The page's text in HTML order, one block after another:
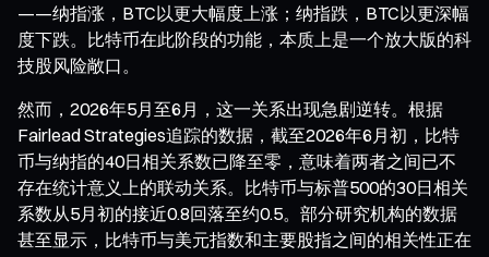
——纳指涨，BTC以更大幅度上涨；纳指跌，BTC以更深幅
度下跌。比特币在此阶段的功能，本质上是一个放大版的科
技股风险敞口。
然而，2026年5月至6月，这一关系出现急剧逆转。根据
Fairlead Strategies追踪的数据，截至2026年6月初，比特
币与纳指的40日相关系数已降至零，意味着两者之间已不
存在统计意义上的联动关系。比特币与标普500的30日相关
系数从5月初的接近0.8回落至约0.5。部分研究机构的数据
甚至显示，比特币与美元指数和主要股指之间的相关性正在